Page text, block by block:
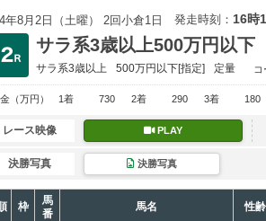
年8月2日（土曜） 2回小倉1日 発走時刻： 16時
サラ系3歳以上500万円以下
サラ系3歳以上 500万円以下[指定] 定量
（万円） 1着 730 2着 290 3着 180
レース映像 PLAY
決勝写真 決勝写真
枠
馬
番
馬名 性齢